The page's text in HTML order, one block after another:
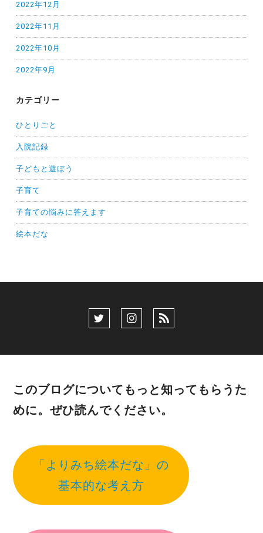
2022年12月
2022年11月
2022年10月
2022年9月
カテゴリー
ひとりごと
入院記録
子どもと遊ぼう
子育て
子育ての悩みに答えます
絵本だな
このブログについてもっと知ってもらうた
めに。ぜひ読んでください。
「よりみち絵本だな」の
基本的な考え方